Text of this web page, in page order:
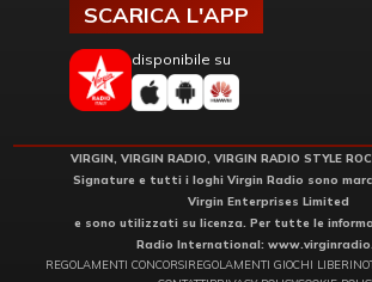
SCARICA L'APP
disponibile su
VIRGIN, VIRGIN RADIO, VIRGIN RADIO STYLE
Signature e tutti i loghi Virgin Radio sono
Virgin Enterprises Limited
e sono utilizzati su licenza. Per tutte le
Radio International:
REGOLAMENTI CONCORSIREGOLAMENTI GIOCHI LIBERI